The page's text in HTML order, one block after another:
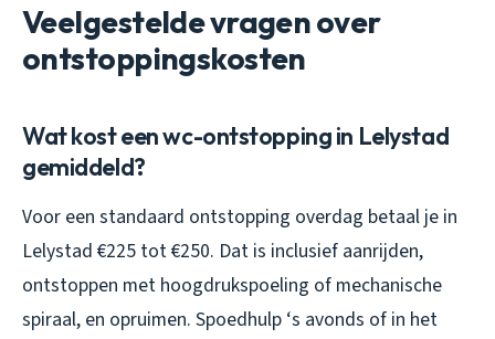
Veelgestelde vragen over
ontstoppingskosten
Wat kost een wc-ontstopping in Lelystad
gemiddeld?
Voor een standaard ontstopping overdag betaal je in
Lelystad €225 tot €250. Dat is inclusief aanrijden,
ontstoppen met hoogdrukspoeling of mechanische
spiraal, en opruimen. Spoedhulp ‘s avonds of in het